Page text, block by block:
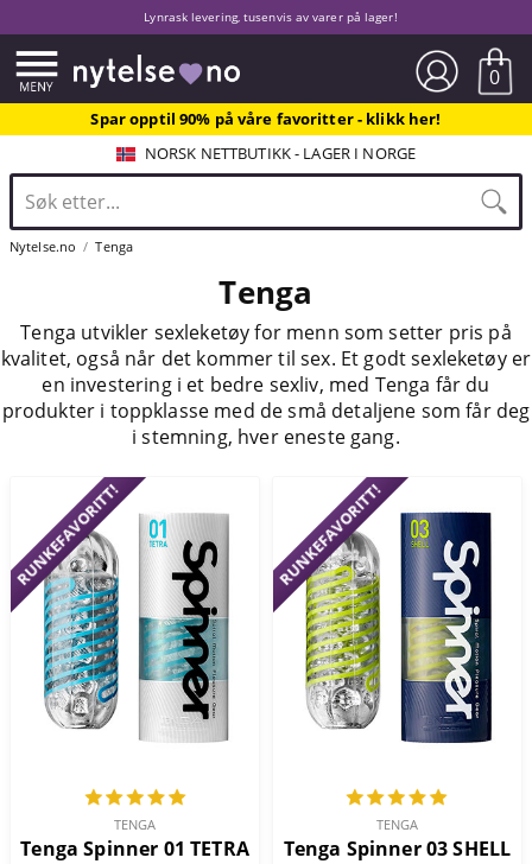
Lynrask levering, tusenvis av varer på lager!
0
Spar opptil 90% på våre favoritter - klikk her!
NORSK NETTBUTIKK - LAGER I NORGE
Nytelse.no Tenga
Tenga
Tenga utvikler sexleketøy for menn som setter pris på
kvalitet, også når det kommer til sex. Et godt sexleketøy er
en investering i et bedre sexliv, med Tenga får du
produkter i toppklasse med de små detaljene som får deg
i stemning, hver eneste gang.
RUNKEFAVORITT!
TENGA
Tenga Spinner 01 TETRA
RUNKEFAVORITT!
TENGA
Tenga Spinner 03 SHELL